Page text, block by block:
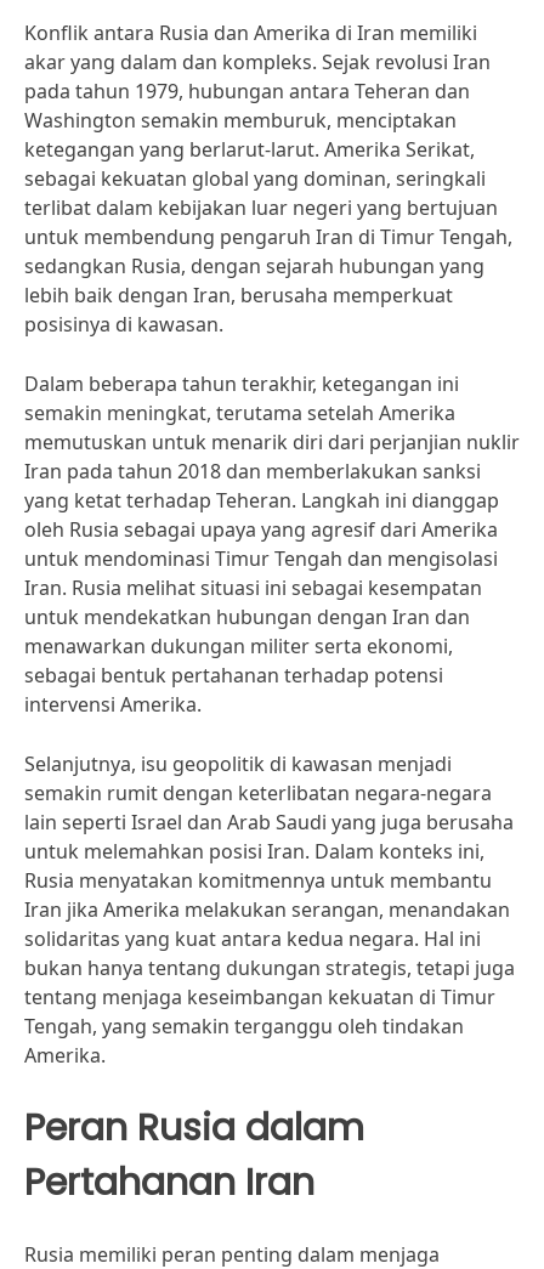
Konflik antara Rusia dan Amerika di Iran memiliki
akar yang dalam dan kompleks. Sejak revolusi Iran
pada tahun 1979, hubungan antara Teheran dan
Washington semakin memburuk, menciptakan
ketegangan yang berlarut-larut. Amerika Serikat,
sebagai kekuatan global yang dominan, seringkali
terlibat dalam kebijakan luar negeri yang bertujuan
untuk membendung pengaruh Iran di Timur Tengah,
sedangkan Rusia, dengan sejarah hubungan yang
lebih baik dengan Iran, berusaha memperkuat
posisinya di kawasan.
Dalam beberapa tahun terakhir, ketegangan ini
semakin meningkat, terutama setelah Amerika
memutuskan untuk menarik diri dari perjanjian nuklir
Iran pada tahun 2018 dan memberlakukan sanksi
yang ketat terhadap Teheran. Langkah ini dianggap
oleh Rusia sebagai upaya yang agresif dari Amerika
untuk mendominasi Timur Tengah dan mengisolasi
Iran. Rusia melihat situasi ini sebagai kesempatan
untuk mendekatkan hubungan dengan Iran dan
menawarkan dukungan militer serta ekonomi,
sebagai bentuk pertahanan terhadap potensi
intervensi Amerika.
Selanjutnya, isu geopolitik di kawasan menjadi
semakin rumit dengan keterlibatan negara-negara
lain seperti Israel dan Arab Saudi yang juga berusaha
untuk melemahkan posisi Iran. Dalam konteks ini,
Rusia menyatakan komitmennya untuk membantu
Iran jika Amerika melakukan serangan, menandakan
solidaritas yang kuat antara kedua negara. Hal ini
bukan hanya tentang dukungan strategis, tetapi juga
tentang menjaga keseimbangan kekuatan di Timur
Tengah, yang semakin terganggu oleh tindakan
Amerika.
Peran Rusia dalam
Pertahanan Iran
Rusia memiliki peran penting dalam menjaga